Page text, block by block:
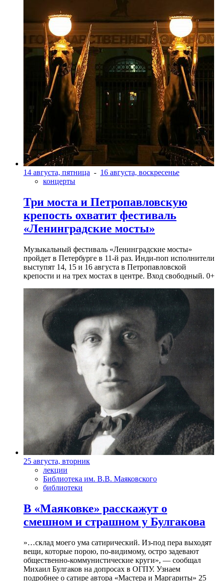
14 августа, пятница - 16 августа, воскресенье
концерты
Три моста и Петропавловскую
крепость охватит фестиваль
«Ленинградские мосты»
Музыкальный фестиваль «Ленинградские мосты»
пройдет в Петербурге в 11-й раз. Инди-поп исполнители
выступят 14, 15 и 16 августа в Петропавловской
крепости и на трех мостах в центре. Вход свободный. 0+
25 августа, вторник
лекции
Библиотека им. В.В. Маяковского
библиотеки
В «Маяковке» расскажут о
смешном и страшном у Булгакова
»…склад моего ума сатирический. Из-под пера выходят
вещи, которые порою, по-видимому, остро задевают
общественно-коммунистические круги», — сообщал
Михаил Булгаков на допросах в ОГПУ. Узнаем
подробнее о сатире автора «Мастера и Маргариты» 25